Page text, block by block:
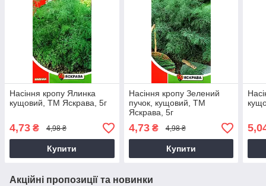
Насіння кропу Ялинка
кущовий, ТМ Яскрава, 5г
4,73 ₴ 4,98 ₴
Купити
Насіння кропу Зелений
пучок, кущовий, ТМ
Яскрава, 5г
4,73₴ 4,98 ₴
Купити
Акційні пропозиції та новинки